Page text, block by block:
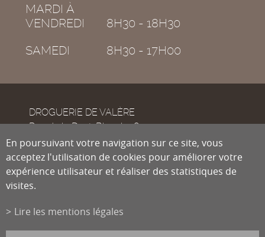
MARDI À
VENDREDI
8H30 - 18H30
SAMEDI
8H30 - 17H00
DROGUERIE DE VALÈRE
Rue de la Dent-Blanche 8
CH-1950
Sion
Tél.
info@droguiste.net
En poursuivant votre navigation sur ce site, vous
acceptez l'utilisation de cookies pour améliorer votre
expérience utilisateur et réaliser des statistiques de
visites.
Lire les mentions légales